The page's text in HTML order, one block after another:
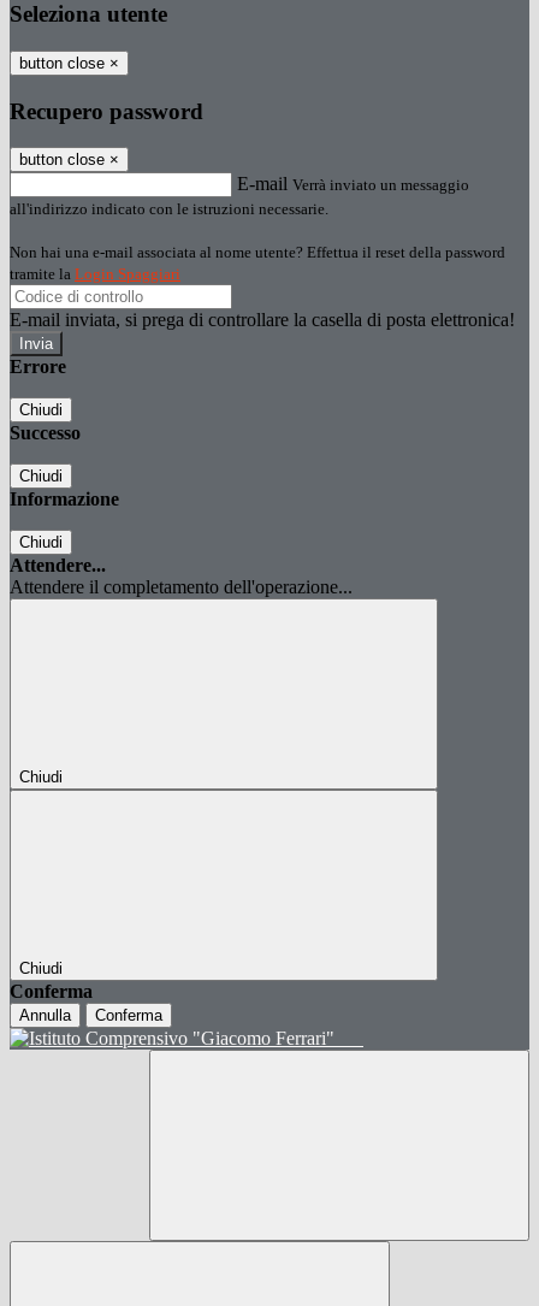
Seleziona utente
button close ×
Recupero password
button close ×
E-mail Verrà inviato un messaggio
all'indirizzo indicato con le istruzioni necessarie.
Non hai una e-mail associata al nome utente? Effettua il reset della password
tramite la Login Spaggiari
E-mail inviata, si prega di controllare la casella di posta elettronica!
Errore
Chiudi
Successo
Chiudi
Informazione
Chiudi
Attendere...
Attendere il completamento dell'operazione...
Chiudi
Chiudi
Conferma
Annulla Conferma